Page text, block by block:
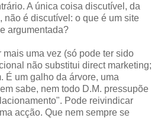
A única coisa discutível, da
não é discutível: o que é um site
argumentada?
uma vez (só pode ter sido
não substitui direct marketing;
É um galho da árvore, uma
sabe, nem todo D.M. pressupõe
Pode reivindicar
acção. Que nem sempre se